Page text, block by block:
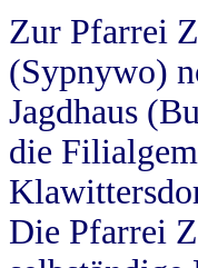
Zur Pfarrei
(Sypnywo)
Jagdhaus
die
Die Pfarrei